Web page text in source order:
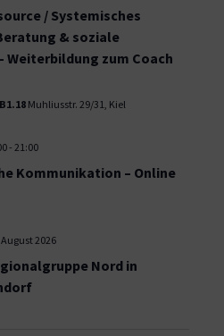
/ Systemisches
& soziale
Weiterbildung zum Coach
Muhliusstr. 29/31, Kiel
- 21:00
Kommunikation – Online
2026
Nord in